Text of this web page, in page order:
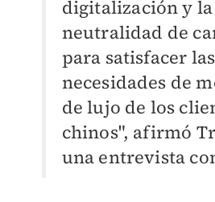
digitalización y la
neutralidad de
para satisfacer las
necesidades de
de lujo de los
chinos", afirmó
una entrevista